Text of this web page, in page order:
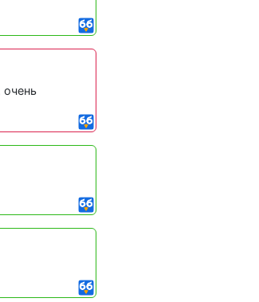
очень